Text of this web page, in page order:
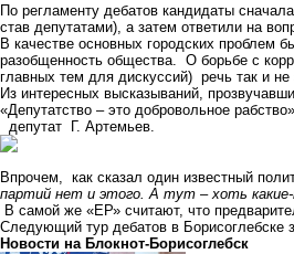
По регламенту дебатов кандидаты
став депутатами), а затем ответили на
В качестве основных городских проблем
разобщенность общества. О борьбе с
главных тем для дискуссий) речь так и
Из интересных высказываний,
«Депутатство – это добровольное
депутат Г. Артемьев.
Впрочем, как сказал один известный
партий нет и этого. А тут – хоть
В самой же «ЕР» считают, что
Следующий тур дебатов в Борисоглебске
Новости на Блoкнoт-Борисоглебск